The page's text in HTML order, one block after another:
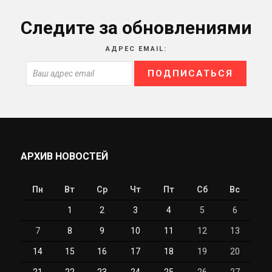
Следите за обновлениями
АДРЕС EMAIL:
АРХИВ НОВОСТЕЙ
Пн Вт Ср Чт Пт Сб Вс
1 2 3 4 5 6
7 8 9 10 11 12 13
14 15 16 17 18 19 20